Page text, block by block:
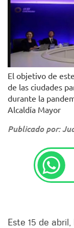
El objetivo de
de las ciudades
durante la
Alcaldía Mayor
Publicado por:
Este 15 de